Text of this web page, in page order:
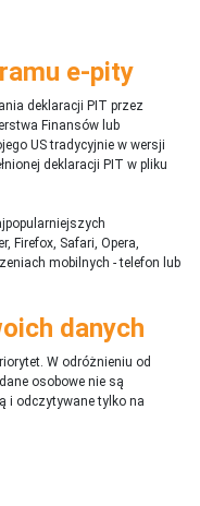
e-pity
deklaracji PIT przez
Finansów lub
US tradycyjnie w wersji
deklaracji PIT w pliku
Firefox, Safari, Opera,
mobilnych - telefon lub
danych
W odróżnieniu od
osobowe nie są
i odczytywane tylko na